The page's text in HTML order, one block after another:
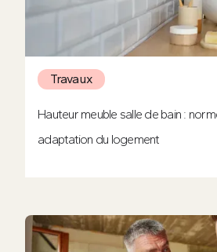
Travaux
Hauteur meuble salle de bain :
adaptation du logement